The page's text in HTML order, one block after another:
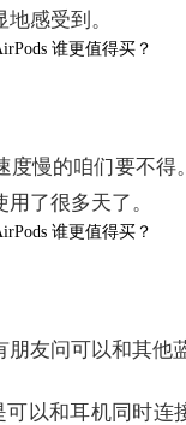
感受到。
度慢的咱们要不
了很多天了。
友问可以和其他
以和耳机同时